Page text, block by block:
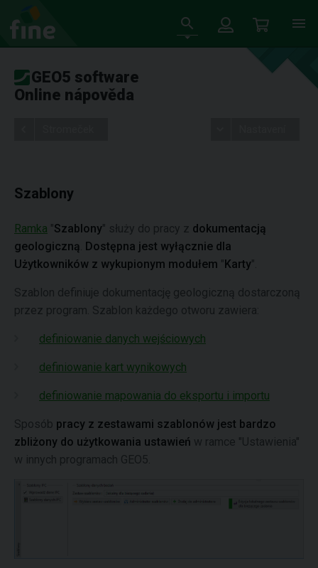
GEO5 software
Online nápověda
Szablony
Ramka "Szablony" służy do pracy z dokumentacją
geologiczną Dostępna jest wyłącznie dla
Użytkowników z wykupionym modułem "Karty".
Szablon definiuje dokumentację geologiczną dostarczoną
przez program. Szablon każdego otworu zawiera:
definiowanie danych wejściowych
definiowanie kart wynikowych
definiowanie mapowania do eksportu i importu
Sposób pracy z zestawami szablonów jest bardzo
zbliżony do użytkowania ustawień w ramce "Ustawienia"
w innych programach GEO5.